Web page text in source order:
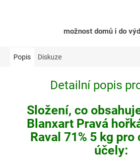
možnost domů i do
Popis Diskuze
Detailní popis
Složení, co
Blanxart Pravá
Raval 71% 5 kg
účely: